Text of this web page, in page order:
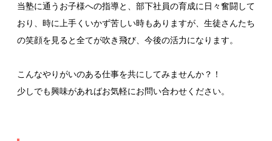
当塾に通うお子様への指導と、部下社員の育成に日々奮闘して
おり、時に上手くいかず苦しい時もありますが、生徒さんたち
の笑顔を見ると全てが吹き飛び、今後の活力になります。
こんなやりがいのある仕事を共にしてみませんか？！
少しでも興味があればお気軽にお問い合わせください。